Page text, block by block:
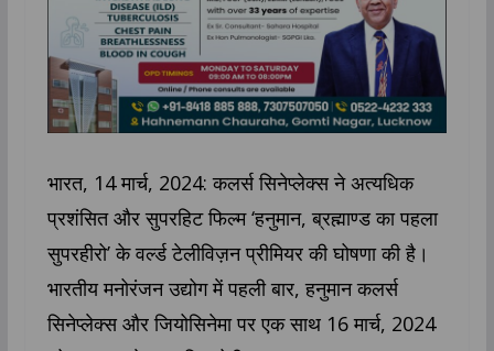
भारत, 14 मार्च, 2024: कलर्स सिनेप्लेक्स ने अत्यधिक
प्रशंसित और सुपरहिट फिल्म ‘हनुमान, ब्रह्माण्ड का पहला
सुपरहीरो’ के वर्ल्ड टेलीविज़न प्रीमियर की घोषणा की है।
भारतीय मनोरंजन उद्योग में पहली बार, हनुमान कलर्स
सिनेप्लेक्स और जियोसिनेमा पर एक साथ 16 मार्च, 2024